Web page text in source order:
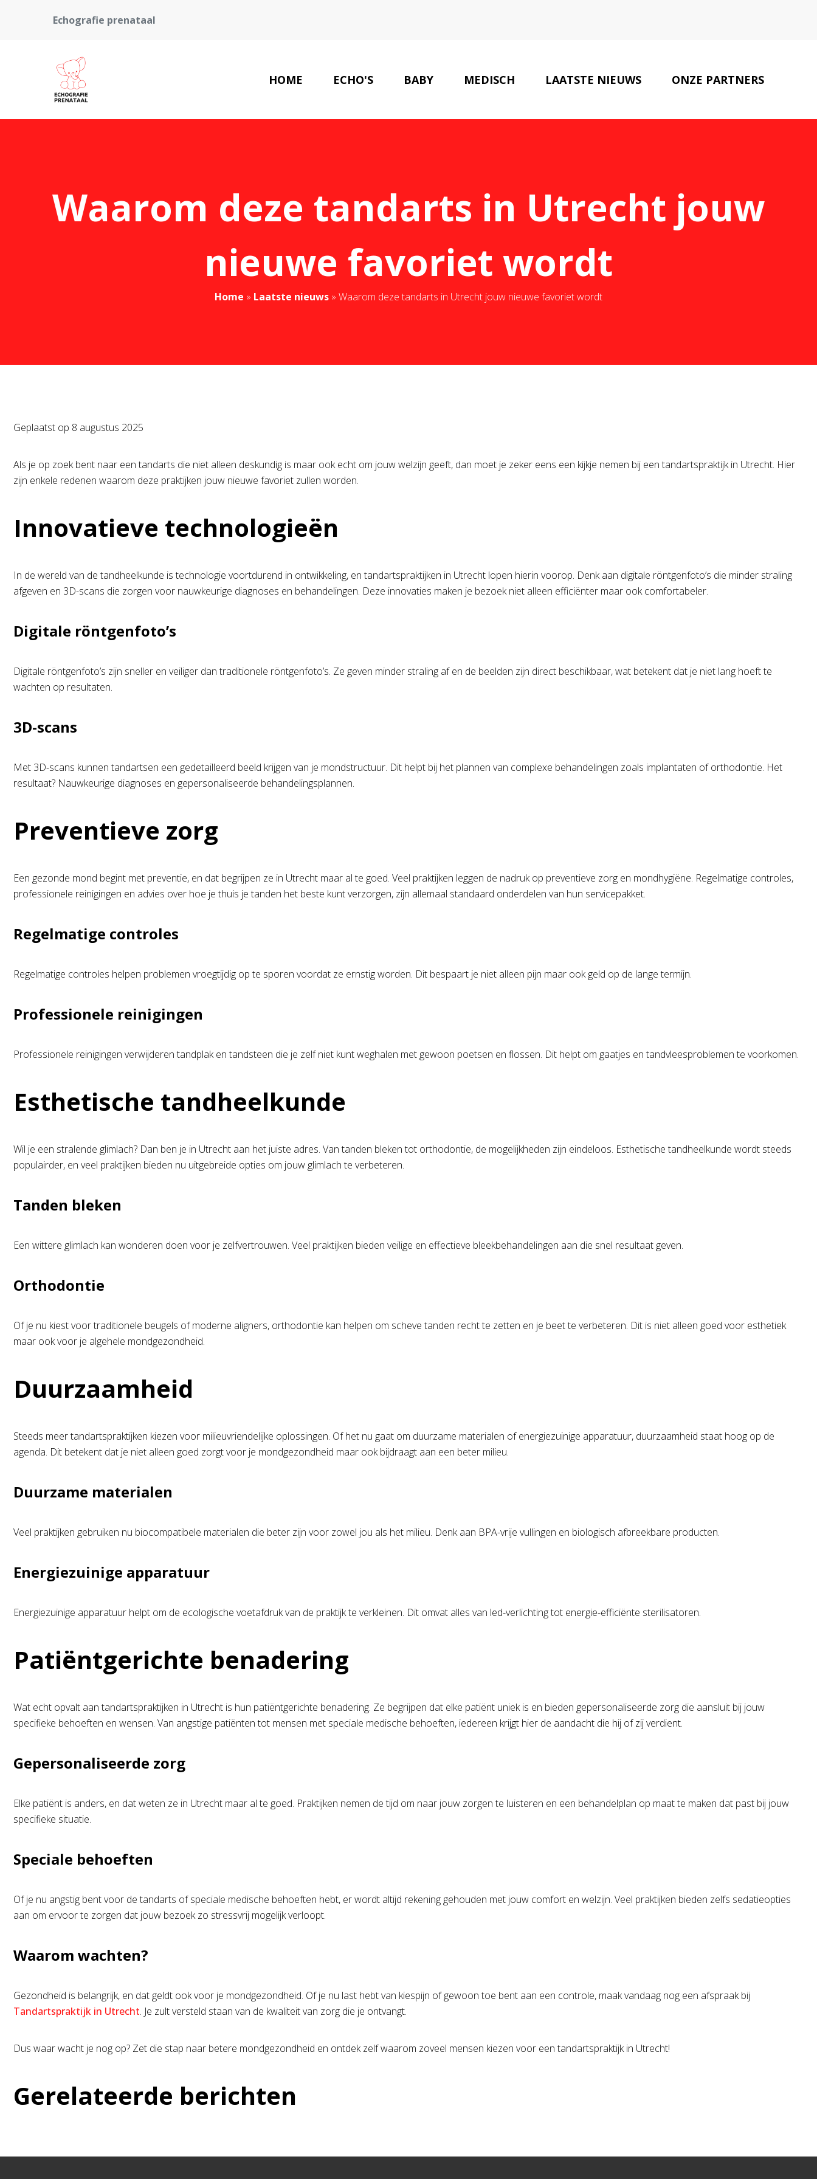
Echografie prenataal
HOME ECHO'S BABY MEDISCH LAATSTE NIEUWS ONZE PARTNERS
Waarom deze tandarts in Utrecht jouw
nieuwe favoriet wordt
Home » Laatste nieuws » Waarom deze tandarts in Utrecht jouw nieuwe favoriet wordt
Geplaatst op 8 augustus 2025
Als je op zoek bent naar een tandarts die niet alleen deskundig is maar ook echt om jouw welzijn geeft, dan moet je zeker eens een kijkje nemen bij een tandartspraktijk in Utrecht. Hier
zijn enkele redenen waarom deze praktijken jouw nieuwe favoriet zullen worden.
Innovatieve technologieën
In de wereld van de tandheelkunde is technologie voortdurend in ontwikkeling, en tandartspraktijken in Utrecht lopen hierin voorop. Denk aan digitale röntgenfoto’s die minder straling
afgeven en 3D-scans die zorgen voor nauwkeurige diagnoses en behandelingen. Deze innovaties maken je bezoek niet alleen efficiënter maar ook comfortabeler.
Digitale röntgenfoto’s
Digitale röntgenfoto’s zijn sneller en veiliger dan traditionele röntgenfoto’s. Ze geven minder straling af en de beelden zijn direct beschikbaar, wat betekent dat je niet lang hoeft te
wachten op resultaten.
3D-scans
Met 3D-scans kunnen tandartsen een gedetailleerd beeld krijgen van je mondstructuur. Dit helpt bij het plannen van complexe behandelingen zoals implantaten of orthodontie. Het
resultaat? Nauwkeurige diagnoses en gepersonaliseerde behandelingsplannen.
Preventieve zorg
Een gezonde mond begint met preventie, en dat begrijpen ze in Utrecht maar al te goed. Veel praktijken leggen de nadruk op preventieve zorg en mondhygiëne. Regelmatige controles,
professionele reinigingen en advies over hoe je thuis je tanden het beste kunt verzorgen, zijn allemaal standaard onderdelen van hun servicepakket.
Regelmatige controles
Regelmatige controles helpen problemen vroegtijdig op te sporen voordat ze ernstig worden. Dit bespaart je niet alleen pijn maar ook geld op de lange termijn.
Professionele reinigingen
Professionele reinigingen verwijderen tandplak en tandsteen die je zelf niet kunt weghalen met gewoon poetsen en flossen. Dit helpt om gaatjes en tandvleesproblemen te voorkomen.
Esthetische tandheelkunde
Wil je een stralende glimlach? Dan ben je in Utrecht aan het juiste adres. Van tanden bleken tot orthodontie, de mogelijkheden zijn eindeloos. Esthetische tandheelkunde wordt steeds
populairder, en veel praktijken bieden nu uitgebreide opties om jouw glimlach te verbeteren.
Tanden bleken
Een wittere glimlach kan wonderen doen voor je zelfvertrouwen. Veel praktijken bieden veilige en effectieve bleekbehandelingen aan die snel resultaat geven.
Orthodontie
Of je nu kiest voor traditionele beugels of moderne aligners, orthodontie kan helpen om scheve tanden recht te zetten en je beet te verbeteren. Dit is niet alleen goed voor esthetiek
maar ook voor je algehele mondgezondheid.
Duurzaamheid
Steeds meer tandartspraktijken kiezen voor milieuvriendelijke oplossingen. Of het nu gaat om duurzame materialen of energiezuinige apparatuur, duurzaamheid staat hoog op de
agenda. Dit betekent dat je niet alleen goed zorgt voor je mondgezondheid maar ook bijdraagt aan een beter milieu.
Duurzame materialen
Veel praktijken gebruiken nu biocompatibele materialen die beter zijn voor zowel jou als het milieu. Denk aan BPA-vrije vullingen en biologisch afbreekbare producten.
Energiezuinige apparatuur
Energiezuinige apparatuur helpt om de ecologische voetafdruk van de praktijk te verkleinen. Dit omvat alles van led-verlichting tot energie-efficiënte sterilisatoren.
Patiëntgerichte benadering
Wat echt opvalt aan tandartspraktijken in Utrecht is hun patiëntgerichte benadering. Ze begrijpen dat elke patiënt uniek is en bieden gepersonaliseerde zorg die aansluit bij jouw
specifieke behoeften en wensen. Van angstige patiënten tot mensen met speciale medische behoeften, iedereen krijgt hier de aandacht die hij of zij verdient.
Gepersonaliseerde zorg
Elke patiënt is anders, en dat weten ze in Utrecht maar al te goed. Praktijken nemen de tijd om naar jouw zorgen te luisteren en een behandelplan op maat te maken dat past bij jouw
specifieke situatie.
Speciale behoeften
Of je nu angstig bent voor de tandarts of speciale medische behoeften hebt, er wordt altijd rekening gehouden met jouw comfort en welzijn. Veel praktijken bieden zelfs sedatieopties
aan om ervoor te zorgen dat jouw bezoek zo stressvrij mogelijk verloopt.
Waarom wachten?
Gezondheid is belangrijk, en dat geldt ook voor je mondgezondheid. Of je nu last hebt van kiespijn of gewoon toe bent aan een controle, maak vandaag nog een afspraak bij
Tandartspraktijk in Utrecht. Je zult versteld staan van de kwaliteit van zorg die je ontvangt.
Dus waar wacht je nog op? Zet die stap naar betere mondgezondheid en ontdek zelf waarom zoveel mensen kiezen voor een tandartspraktijk in Utrecht!
Gerelateerde berichten